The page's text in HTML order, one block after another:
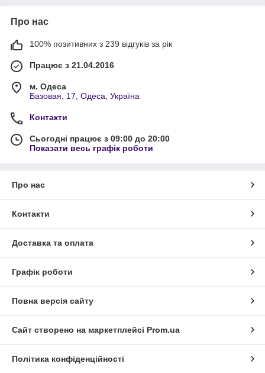
Про нас
100% позитивних з 239 відгуків за рік
Працює з 21.04.2016
м. Одеса
Базовая, 17, Одеса, Україна
Контакти
Сьогодні працює з 09:00 до 20:00
Показати весь графік роботи
Про нас
Контакти
Доставка та оплата
Графік роботи
Повна версія сайту
Сайт створено на маркетплейсі Prom.ua
Політика конфіденційності